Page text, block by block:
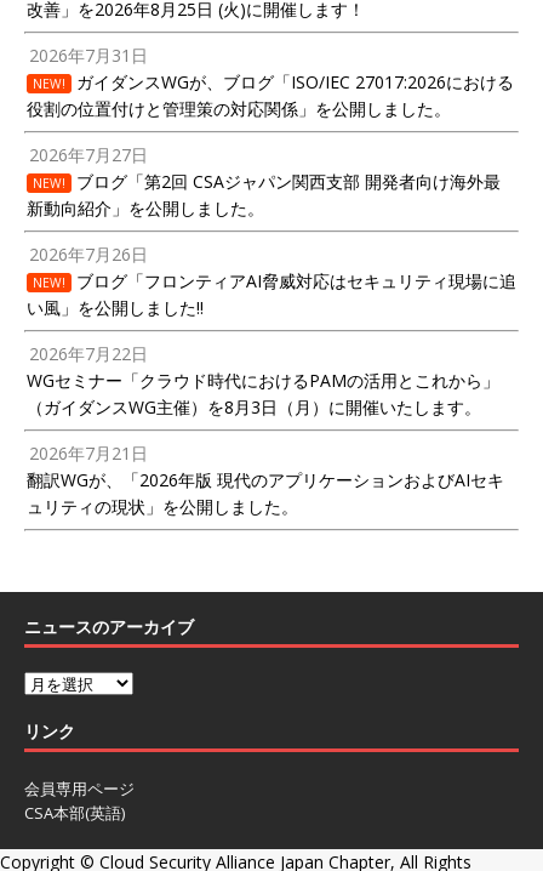
改善」を2026年8月25日 (火)に開催します！
2026年7月31日
NEW!
ガイダンスWGが、ブログ「ISO/IEC 27017:2026における
役割の位置付けと管理策の対応関係」を公開しました。
2026年7月27日
NEW!
ブログ「第2回 CSAジャパン関西支部 開発者向け海外最
新動向紹介」を公開しました。
2026年7月26日
NEW!
ブログ「フロンティアAI脅威対応はセキュリティ現場に追
い風」を公開しました!!
2026年7月22日
WGセミナー「クラウド時代におけるPAMの活用とこれから」
（ガイダンスWG主催）を8月3日（月）に開催いたします。
2026年7月21日
翻訳WGが、「2026年版 現代のアプリケーションおよびAIセキ
ュリティの現状」を公開しました。
ニュースのアーカイブ
リンク
会員専用ページ
CSA本部(英語)
Copyright © Cloud Security Alliance Japan Chapter, All Rights